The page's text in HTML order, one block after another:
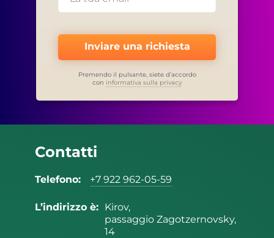
Inviare una richiesta
Premendo il pulsante, siete d’accordo
con informativa sulla privacy
Contatti
Telefono: +7 922 962-05-59
L’indirizzo è:
Kirov,
passaggio Zagotzernovsky,
14